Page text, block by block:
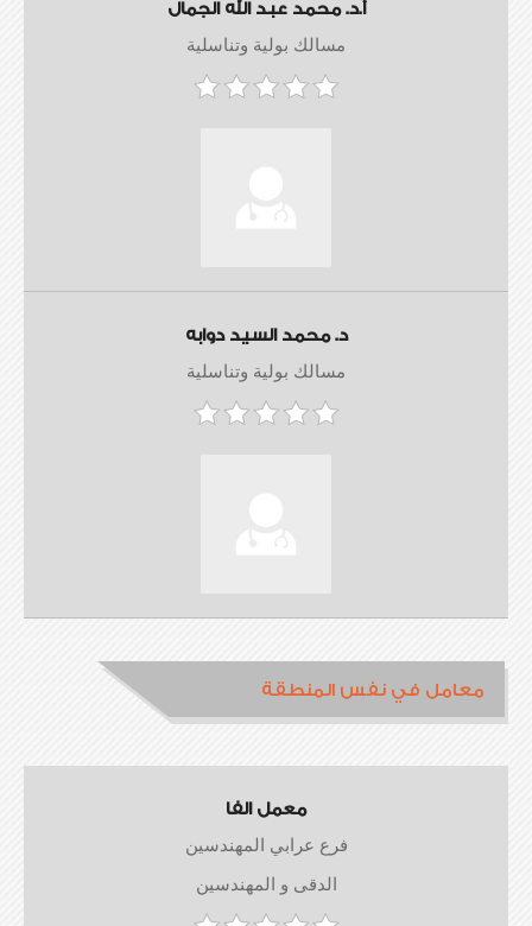
أ.د. محمد عبد الله الجمال
مسالك بولية وتناسلية
د. محمد السيد دوابه
مسالك بولية وتناسلية
معامل في نفس المنطقة
معمل الفا
فرع عرابي المهندسين
الدقى و المهندسين